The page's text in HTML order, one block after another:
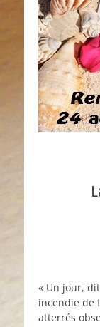
« Un jour,
incendie de
atterrés